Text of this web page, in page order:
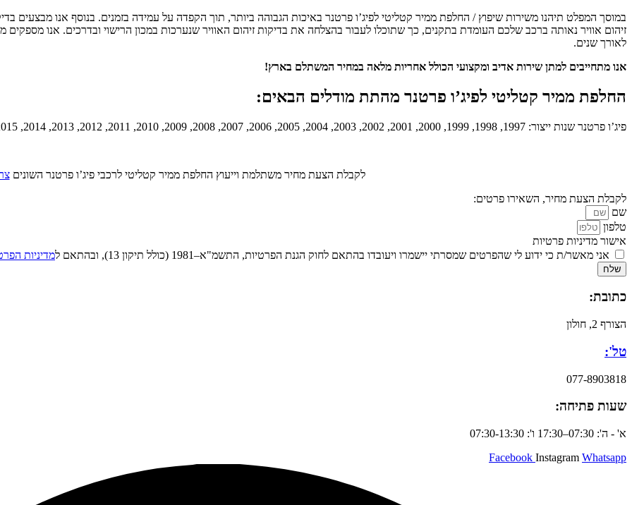
במוסך המפלט תיהנו משירות שיפוץ / החלפת ממיר קטליטי לפיג’ו פרטנר באיכות הגבוהה ביותר, תוך הקפדה על עמידה בזמנים. בנוסף אנו מבצעים
זיהום אוויר נאותה ברכב שלכם העומדת בתקנים, כך שתוכלו לעבור בהצלחה את בדיקות זיהום האוויר שנערכות במכון הרישוי ובדרכים. אנו
לאורך שנים.
אנו מתחייבים למתן שירות אדיב ומקצועי הכולל אחריות מלאה במחיר המשתלם בארץ!
החלפת ממיר קטליטי לפיג’ו פרטנר מהתת מודלים הבאים:
פיג’ו פרטנר שנות ייצור: 1997, 1998, 1999, 2000, 2001, 2002, 2003, 2004, 2005, 2006, 2007, 2008, 2009, 2010, 2011, 2012, 2013, 2014, 2015, 2016, 2017, 2018
לקבלת הצעת מחיר משתלמת וייעוץ החלפת ממיר קטליטי לרכבי פיג’ו פרטנר השונים
לקבלת הצעת מחיר, השאירו פרטים:
שם
טלפון
אישור מדיניות פרטיות
אני מאשר/ת כי ידוע לי שהפרטים שמסרתי יישמרו ויעובדו בהתאם לחוק הגנת הפרטיות, התשמ"א–1981 (כולל תיקון 13), ובהתאם ל
מדיניות
שלח
כתובת:
הצורף 2, חולון
טל':
077-8903818
שעות פתיחה:
א' - ה': 07:30–17:30 ו': 07:30-13:30
Facebook Instagram Whatsapp